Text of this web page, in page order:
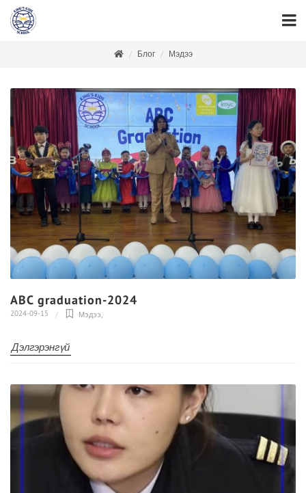
Блог Мэдээ
ABC graduation-2024
2024-09-15 Мэдээ
Дэлгэрэнгүй